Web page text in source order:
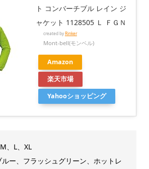
ト コンバーチブル レイン ジ
ャケット 1128505 Ｌ ＦＧＮ
created byRinker
Mont-bell(モンベル)
Amazon
楽天市場
Yahooショッピング
、L、XL
ー、フラッシュグリーン、ホットレ